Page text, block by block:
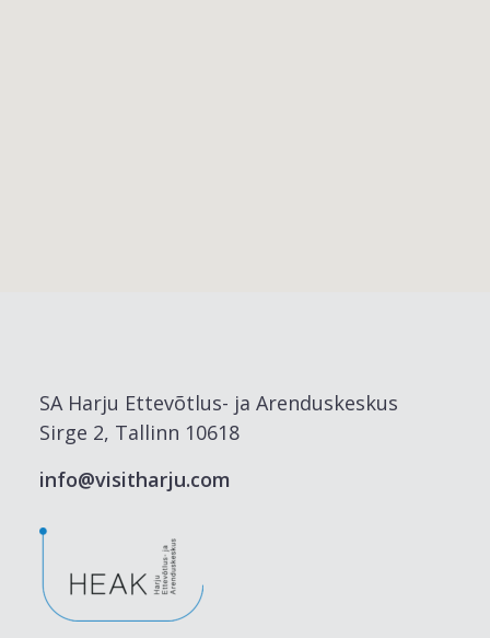
SA Harju Ettevõtlus- ja Arenduskeskus
Sirge 2, Tallinn 10618
info@visitharju.com